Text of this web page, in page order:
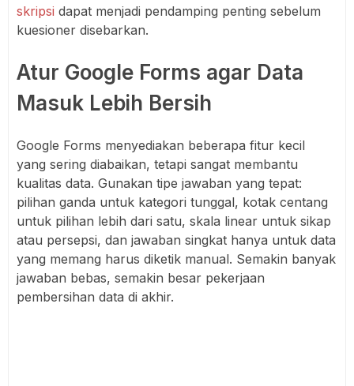
skripsi dapat menjadi pendamping penting sebelum
kuesioner disebarkan.
Atur Google Forms agar Data
Masuk Lebih Bersih
Google Forms menyediakan beberapa fitur kecil
yang sering diabaikan, tetapi sangat membantu
kualitas data. Gunakan tipe jawaban yang tepat:
pilihan ganda untuk kategori tunggal, kotak centang
untuk pilihan lebih dari satu, skala linear untuk sikap
atau persepsi, dan jawaban singkat hanya untuk data
yang memang harus diketik manual. Semakin banyak
jawaban bebas, semakin besar pekerjaan
pembersihan data di akhir.